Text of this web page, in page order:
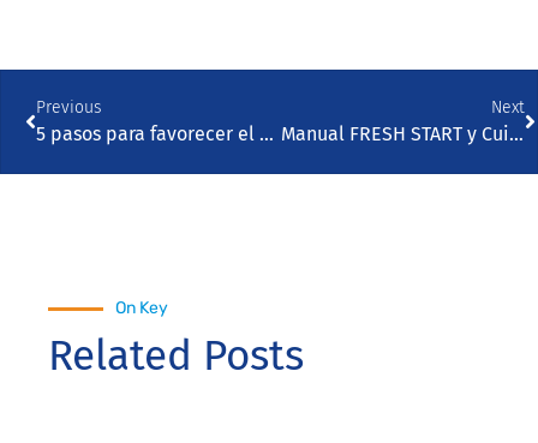
Previous
5 pasos para favorecer el crecimiento y el rendimiento de las crías cruza carne x leche.
Next
Manual FRESH START y Cuidados en Terneros en Español
On Key
Related Posts